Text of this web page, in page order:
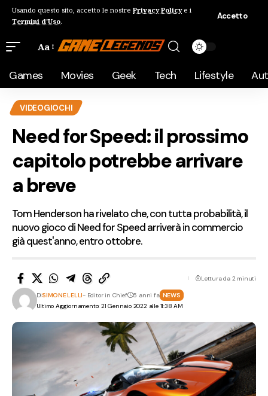
Usando questo sito, accetto le nostre Privacy Policye i
Termini d'Uso.
Accetto
Aa
Games Movies Geek Tech Lifestyle
VIDEOGIOCHI
Need for Speed: il prossimo
capitolo potrebbe arrivare
a breve
Tom Henderson ha rivelato che, con tutta probabilità, il
nuovo gioco di Need for Speed arriverà in commercio
già quest'anno, entro ottobre.
Ultimo Aggiornamento: 21 Gennaio 2022 alle 11:38 AM
DiSIMONE LELLI- Editor in Chief 5 anni fa NEWS
Lettura da 2 minuti